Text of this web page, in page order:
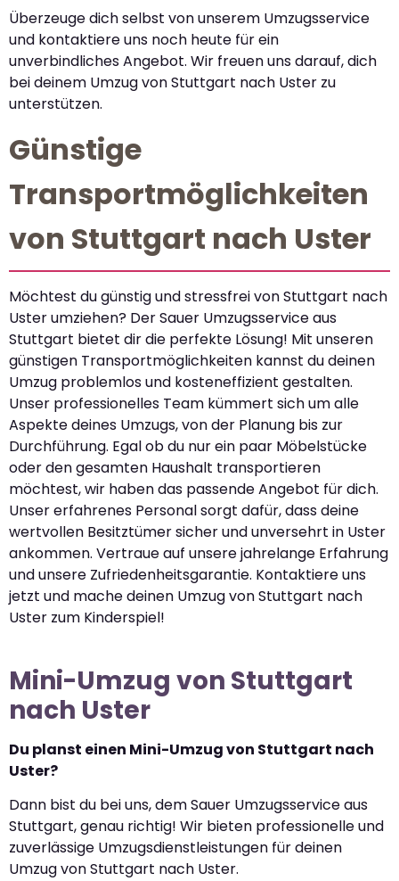
Überzeuge dich selbst von unserem Umzugsservice
und kontaktiere uns noch heute für ein
unverbindliches Angebot. Wir freuen uns darauf, dich
bei deinem Umzug von Stuttgart nach Uster zu
unterstützen.
Günstige
Transportmöglichkeiten
von Stuttgart nach Uster
Möchtest du günstig und stressfrei von Stuttgart nach
Uster umziehen? Der Sauer Umzugsservice aus
Stuttgart bietet dir die perfekte Lösung! Mit unseren
günstigen Transportmöglichkeiten kannst du deinen
Umzug problemlos und kosteneffizient gestalten.
Unser professionelles Team kümmert sich um alle
Aspekte deines Umzugs, von der Planung bis zur
Durchführung. Egal ob du nur ein paar Möbelstücke
oder den gesamten Haushalt transportieren
möchtest, wir haben das passende Angebot für dich.
Unser erfahrenes Personal sorgt dafür, dass deine
wertvollen Besitztümer sicher und unversehrt in Uster
ankommen. Vertraue auf unsere jahrelange Erfahrung
und unsere Zufriedenheitsgarantie. Kontaktiere uns
jetzt und mache deinen Umzug von Stuttgart nach
Uster zum Kinderspiel!
Mini-Umzug von Stuttgart
nach Uster
Du planst einen Mini-Umzug von Stuttgart nach
Uster?
Dann bist du bei uns, dem Sauer Umzugsservice aus
Stuttgart, genau richtig! Wir bieten professionelle und
zuverlässige Umzugsdienstleistungen für deinen
Umzug von Stuttgart nach Uster.